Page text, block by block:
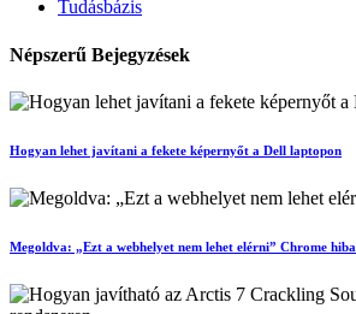
Tudásbázis
Népszerű Bejegyzések
Hogyan lehet javítani a fekete képernyőt a Dell laptopon
Megoldva: „Ezt a webhelyet nem lehet elérni” Chrome hiba